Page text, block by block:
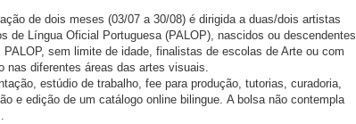
de dois meses (03/07 a 30/08) é dirigida a duas/dois artistas
de Língua Oficial Portuguesa (PALOP), nascidos ou descendentes
sem limite de idade, finalistas de escolas de Arte ou com
nas diferentes áreas das artes visuais.
estúdio de trabalho, fee para produção, tutorias, curadoria,
e edição de um catálogo online bilingue. A bolsa não contempla